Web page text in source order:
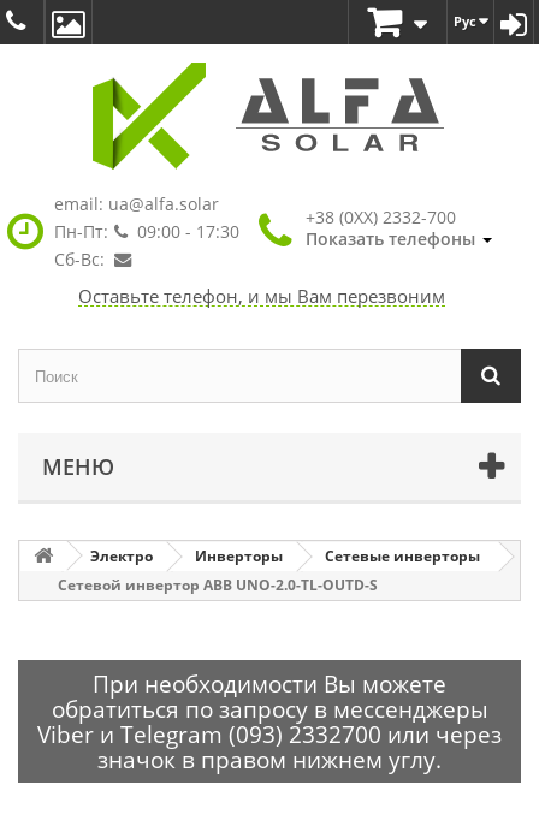
Рус
email: ua@alfa.solar
Пн-Пт:
09:00 - 17:30
Сб-Вс:
+38 (0XX) 2332-700
Показать телефоны
Оставьте телефон, и мы Вам перезвоним
МЕНЮ
Электро Инверторы
Сетевые инверторы
Сетевой инвертор ABB UNO-2.0-TL-OUTD-S
При необходимости Вы можете
обратиться по запросу в мессенджеры
Viber и Telegram (093) 2332700 или через
значок в правом нижнем углу.